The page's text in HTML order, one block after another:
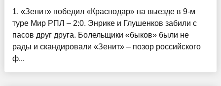
1. «Зенит» победил «Краснодар» на выезде в 9-м
туре Мир РПЛ – 2:0. Энрике и Глушенков забили с
пасов друг друга. Болельщики «быков» были не
рады и скандировали «Зенит» – позор российского
ф...